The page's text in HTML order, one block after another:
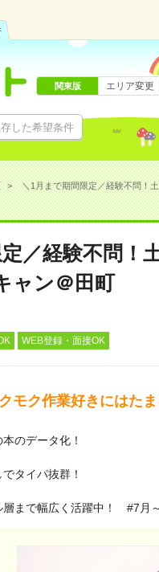
した希望条件
関東版 エリア変更
＼1月まで期間限定／経験不問！
／経験不問！
ャン＠田町
WEB登録・面接OK
モク作業好きにはた
のデータ化！
タイパ抜群！
層まで幅広く活躍中！ #7